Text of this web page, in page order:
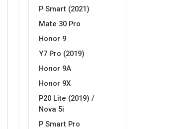
P Smart (2021)
Mate 30 Pro
Honor 9
Y7 Pro (2019)
Honor 9A
Honor 9X
P20 Lite (2019) /
Nova 5i
P Smart Pro
Svijet životinja
Mandale / Cvjetni motivi